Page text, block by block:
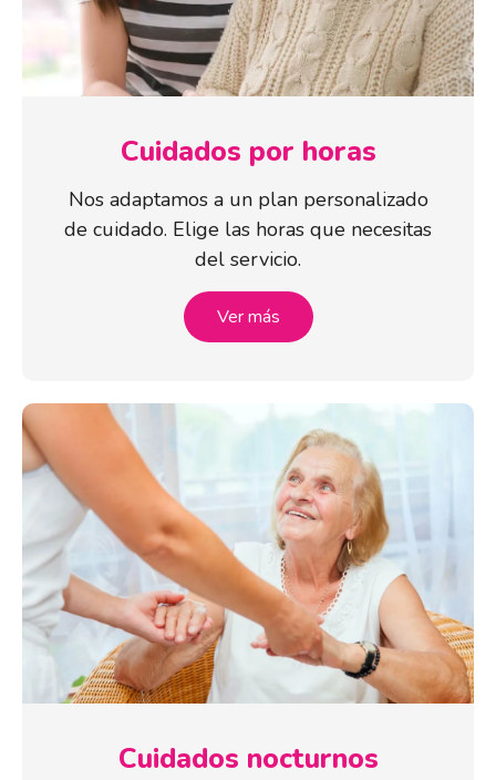
Cuidados por horas
Nos adaptamos a un plan personalizado
de cuidado. Elige las horas que necesitas
del servicio.
Ver más
Cuidados nocturnos